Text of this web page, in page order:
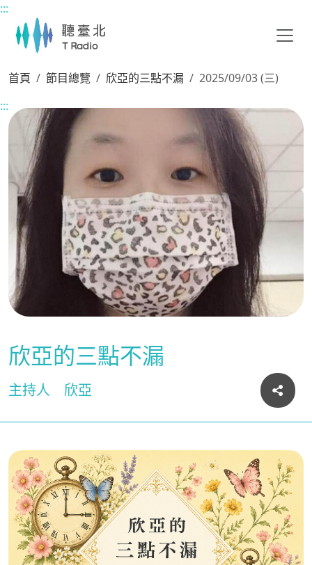
主要內容區塊
:::
首頁 節目總覽 欣亞的三點不漏
2025/09/03 (三)
:::
欣亞的三點不漏
主持人 欣亞